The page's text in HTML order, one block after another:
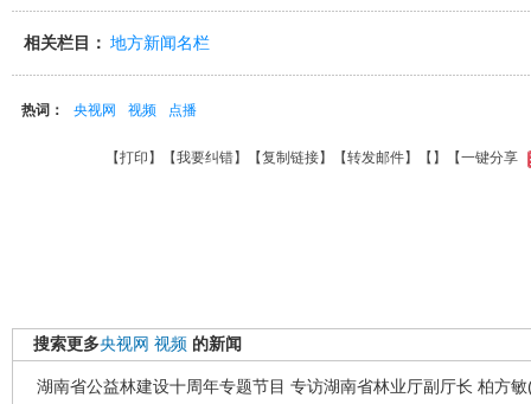
相关栏目： 地方新闻名栏
热词： 央视网 视频 点播
【打印 】【我要纠错】【复制链接】【转发邮件】【 】 【一键分享
搜索更多央视网 视频 的新闻
湖南省公益林建设十周年专题节目 专访湖南省林业厅副厅长 柏方